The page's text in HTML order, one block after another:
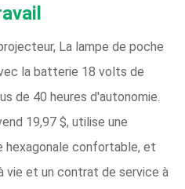
La lampe de poche
la batterie 18 volts de
de 40 heures d'autonomie.
19,97 $, utilise une
hexagonale confortable, et
vie et un contrat de service à